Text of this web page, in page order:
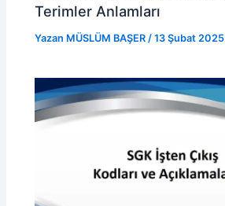
Terimler Anlamları
Yazan MÜSLÜM BAŞER/13 Şubat 2025